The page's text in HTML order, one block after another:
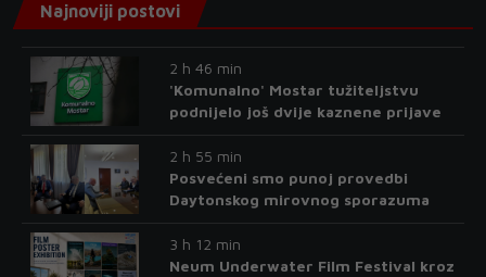
Najnoviji postovi
2 h 46 min
'Komunalno' Mostar tužiteljstvu
podnijelo još dvije kaznene prijave
2 h 55 min
Posvećeni smo punoj provedbi
Daytonskog mirovnog sporazuma
3 h 12 min
Neum Underwater Film Festival kroz